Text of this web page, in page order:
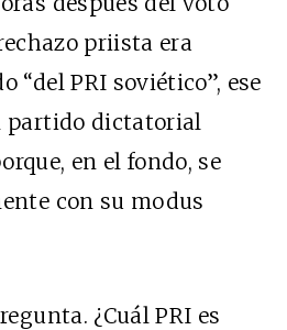
priista era
“del PRI soviético”, ese
partido dictatorial
en el fondo, se
con su modus
¿Cuál PRI es